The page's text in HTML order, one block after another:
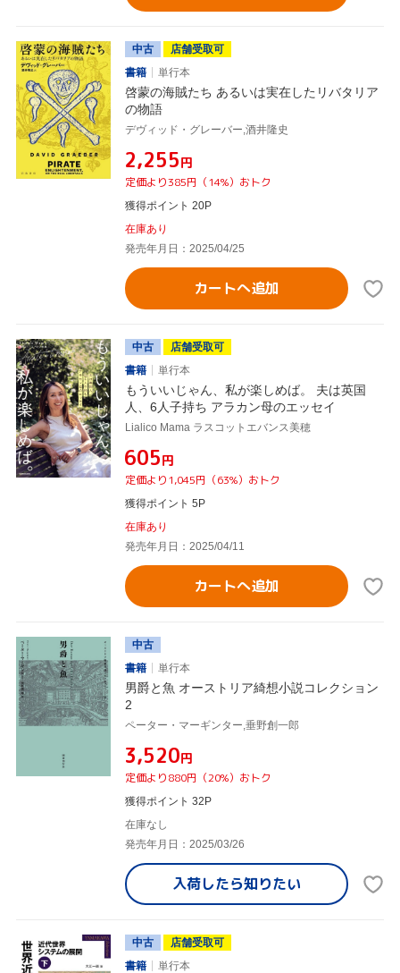
中古
店舗受取可
書籍
単行本
啓蒙の海賊たち あるいは実在したリバタリア
の物語
デヴィッド・グレーバー,酒井隆史
¥2,255円
定価より385円（14%）おトク
獲得ポイント 20P
在庫あり
発売年月日：2025/04/25
カートへ追加
中古
店舗受取可
書籍
単行本
もういいじゃん、私が楽しめば。 夫は英国
人、6人子持ち アラカン母のエッセイ
Lialico Mama ラスコットエバンス美穂
¥605円
定価より1,045円（63%）おトク
獲得ポイント 5P
在庫あり
発売年月日：2025/04/11
カートへ追加
中古
書籍
単行本
男爵と魚 オーストリア綺想小説コレクション
2
ペーター・マーギンター,垂野創一郎
¥3,520円
定価より880円（20%）おトク
獲得ポイント 32P
在庫なし
発売年月日：2025/03/26
入荷したら知りたい
中古
店舗受取可
書籍
単行本